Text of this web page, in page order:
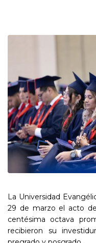
La Universidad
29 de marzo el acto
centésima octava
recibieron su